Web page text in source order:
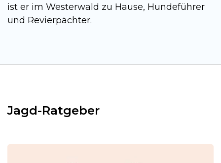
ist er im Westerwald zu Hause, Hundeführer
und Revierpächter.
Jagd-Ratgeber